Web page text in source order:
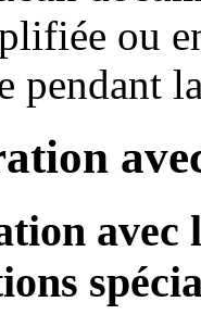
ou
pendant
avec